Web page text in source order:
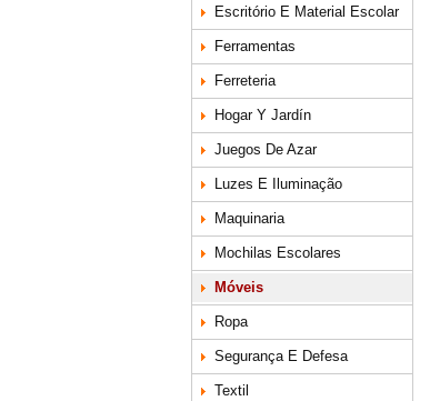
Escritório E Material Escolar
Ferramentas
Ferreteria
Hogar Y Jardín
Juegos De Azar
Luzes E Iluminação
Maquinaria
Mochilas Escolares
Móveis
Ropa
Segurança E Defesa
Textil